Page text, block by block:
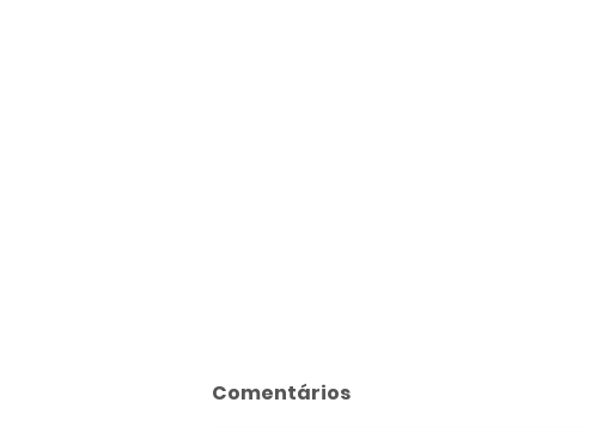
Comentários